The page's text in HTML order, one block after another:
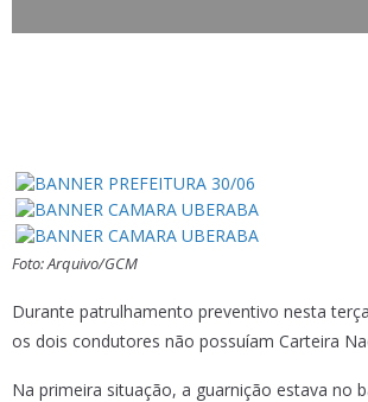
Foto: Arquivo/GCM
Durante patrulhamento preventivo nesta
os dois condutores não possuíam Carteira
Na primeira situação, a guarnição estava no